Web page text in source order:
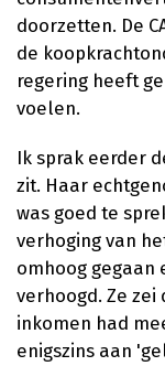
doorzetten. De
de
regering heeft
voelen.
Ik sprak eerder
zit. Haar
was goed te
verhoging van
omhoog gegaan
verhoogd. Ze
inkomen had
enigszins aan